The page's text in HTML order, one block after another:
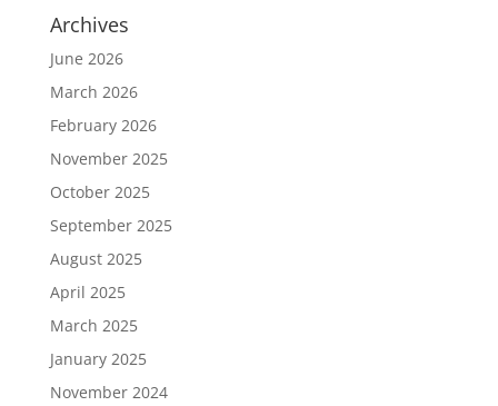
Archives
June 2026
March 2026
February 2026
November 2025
October 2025
September 2025
August 2025
April 2025
March 2025
January 2025
November 2024